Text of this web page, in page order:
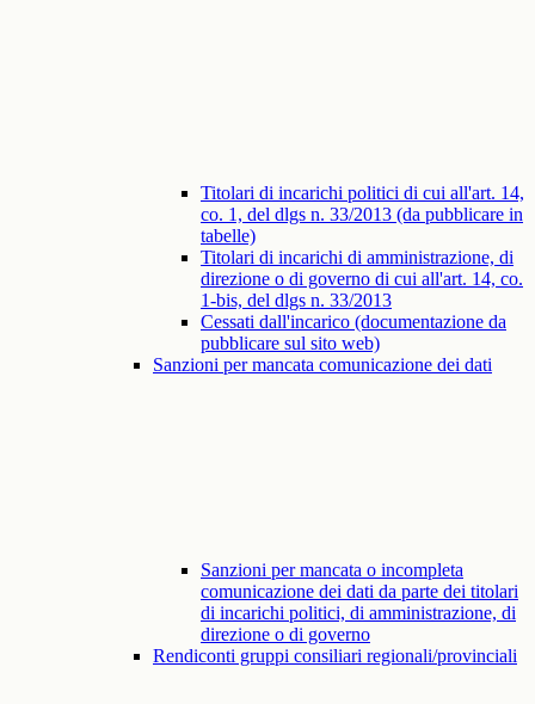
Titolari di incarichi politici di cui all'art. 14,
co. 1, del dlgs n. 33/2013 (da pubblicare in
tabelle)
Titolari di incarichi di amministrazione, di
direzione o di governo di cui all'art. 14, co.
1-bis, del dlgs n. 33/2013
Cessati dall'incarico (documentazione da
pubblicare sul sito web)
Sanzioni per mancata comunicazione dei dati
Sanzioni per mancata o incompleta
comunicazione dei dati da parte dei titolari
di incarichi politici, di amministrazione, di
direzione o di governo
Rendiconti gruppi consiliari regionali/provinciali